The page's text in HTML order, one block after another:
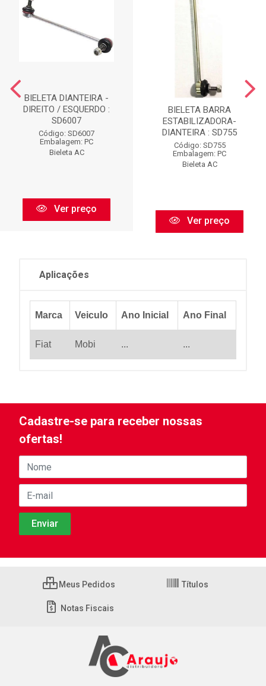
BIELETA DIANTEIRA -
DIREITO / ESQUERDO :
SD6007
Código: SD6007
Embalagem: PC
Bieleta AC
Ver preço
BIELETA BARRA
ESTABILIZADORA-
DIANTEIRA : SD755
Código: SD755
Embalagem: PC
Bieleta AC
Ver preço
Aplicações
Marca Veiculo Ano Inicial Ano Final
Fiat Mobi ... ...
Cadastre-se para receber nossas
ofertas!
Meus Pedidos Títulos
Notas Fiscais